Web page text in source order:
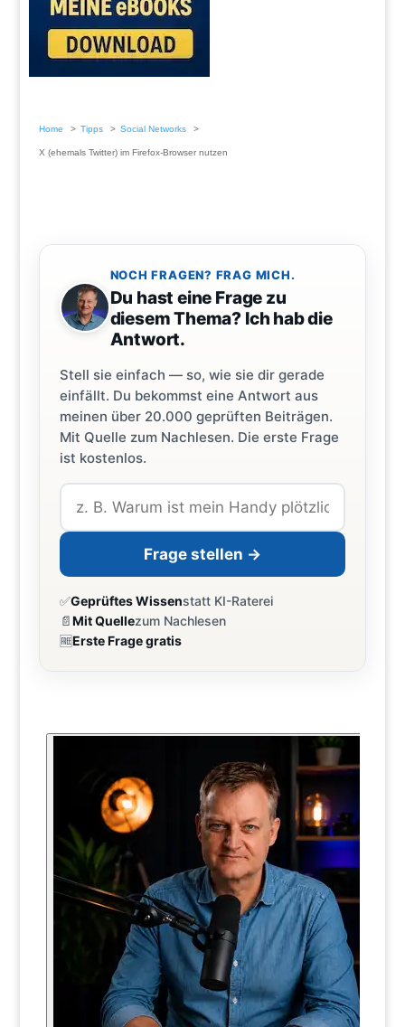
Home Tipps Social Networks
X (ehemals Twitter) im Firefox-Browser nutzen
NOCH FRAGEN? FRAG MICH.
Du hast eine Frage zu
diesem Thema? Ich hab die
Antwort.
Stell sie einfach — so, wie sie dir gerade
einfällt. Du bekommst eine Antwort aus
meinen über 20.000 geprüften Beiträgen.
Mit Quelle zum Nachlesen. Die erste Frage
ist kostenlos.
Frage stellen →
✅Geprüftes Wissenstatt KI-Raterei
📄Mit Quellezum Nachlesen
🆓Erste Frage gratis